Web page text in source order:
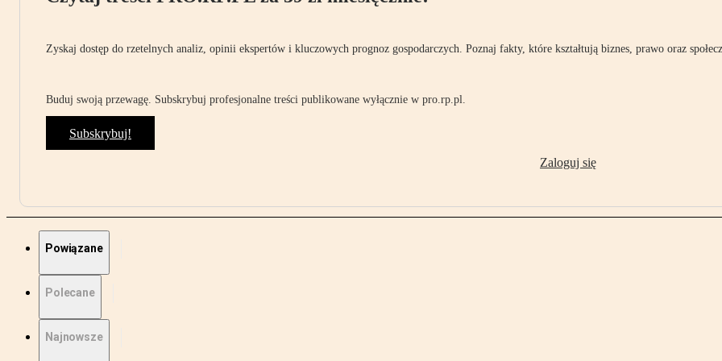
Zyskaj dostęp do rzetelnych analiz, opinii ekspertów i kluczowych prognoz gospodarczych. Poznaj fakty, które kształtują biznes, prawo oraz
Buduj swoją przewagę. Subskrybuj profesjonalne treści publikowane wyłącznie w pro.rp.pl.
Subskrybuj!
Zaloguj się
Powiązane
Polecane
Najnowsze